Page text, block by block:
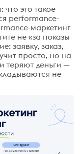
это такое
performance-
маркетинг
не «за показы
заявку, заказ,
просто, но на
теряют деньги —
не